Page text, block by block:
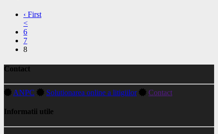
‹ First
<
6
7
8
Contact
ANPC Solutionarea online a litigiilor Contact
Informatii utile